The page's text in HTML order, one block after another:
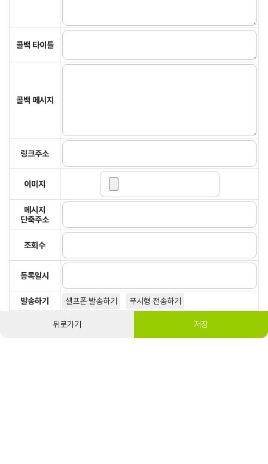
콜백 타이틀
콜백 메시지
링크주소
이미지
메시지
단축주소
조회수
등록일시
발송하기 셀프폰 발송하기 푸시형 전송하기
뒤로가기 저장